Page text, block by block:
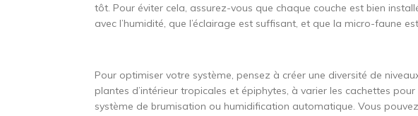
tôt. Pour éviter cela, assurez-vous que chaque couche est bien
avec l’humidité, que l’éclairage est suffisant, et que la micro-faune
Pour optimiser votre système, pensez à créer une diversité de
plantes d’intérieur tropicales et épiphytes, à varier les cachettes
système de brumisation ou humidification automatique. Vous